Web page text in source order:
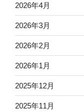
2026年4月
2026年3月
2026年2月
2026年1月
2025年12月
2025年11月